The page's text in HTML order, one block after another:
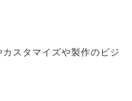
スタマイズや製作のビジ